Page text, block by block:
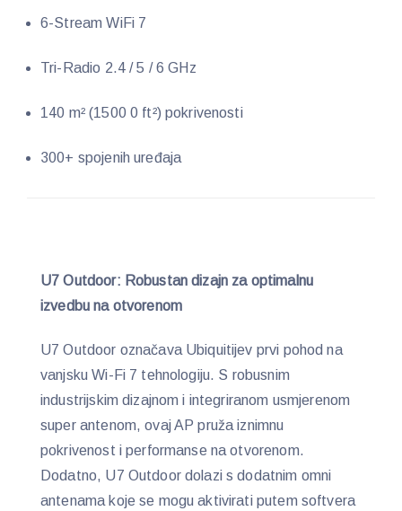
6-Stream WiFi 7
Tri-Radio 2.4 / 5 / 6 GHz
140 m² (1500 0 ft²) pokrivenosti
300+ spojenih uređaja
U7 Outdoor: Robustan dizajn za optimalnu
izvedbu na otvorenom
U7 Outdoor označava Ubiquitijev prvi pohod na
vanjsku Wi-Fi 7 tehnologiju. S robusnim
industrijskim dizajnom i integriranom usmjerenom
super antenom, ovaj AP pruža iznimnu
pokrivenost i performanse na otvorenom.
Dodatno, U7 Outdoor dolazi s dodatnim omni
antenama koje se mogu aktivirati putem softvera